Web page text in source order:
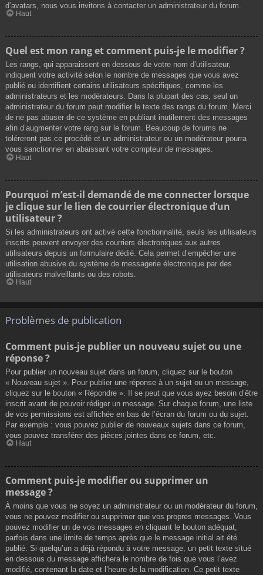
d’avatars, nous vous invitons à contacter un administrateur du forum.
Haut
Quel est mon rang et comment puis-je le modifier ?
Les rangs, qui apparaissent en dessous de votre nom d’utilisateur,
indiquent votre activité selon le nombre de messages que vous avez
publié ou identifient certains utilisateurs spécifiques, comme les
administrateurs et les modérateurs. Dans la plupart des cas, seul un
administrateur du forum peut modifier le texte des rangs du forum. Merci
de ne pas abuser de ce système en publiant inutilement des messages
afin d’augmenter votre rang sur le forum. Beaucoup de forums ne
toléreront pas ce procédé et un administrateur ou un modérateur pourra
vous sanctionner en abaissant votre compteur de messages.
Haut
Pourquoi m’est-il demandé de me connecter lorsque
je clique sur le lien de courrier électronique d’un
utilisateur ?
Si les administrateurs ont activé cette fonctionnalité, seuls les utilisateurs
inscrits peuvent envoyer des courriers électroniques aux autres
utilisateurs depuis un formulaire dédié. Cela permet d’empêcher une
utilisation abusive du système de messagerie électronique par des
utilisateurs malveillants ou des robots.
Haut
Problèmes de publication
Comment puis-je publier un nouveau sujet ou une
réponse ?
Pour publier un nouveau sujet dans un forum, cliquez sur le bouton
« Nouveau sujet ». Pour publier une réponse à un sujet ou un message,
cliquez sur le bouton « Répondre ». Il se peut que vous ayez besoin d’être
inscrit avant de pouvoir rédiger un message. Sur chaque forum, une liste
de vos permissions est affichée en bas de l’écran du forum ou du sujet.
Par exemple : vous pouvez publier de nouveaux sujets dans ce forum,
vous pouvez transférer des pièces jointes dans ce forum, etc.
Haut
Comment puis-je modifier ou supprimer un
message ?
À moins que vous ne soyez un administrateur ou un modérateur du forum,
vous ne pouvez modifier ou supprimer que vos propres messages. Vous
pouvez modifier un de vos messages en cliquant le bouton adéquat,
parfois dans une limite de temps après que le message initial ait été
publié. Si quelqu’un a déjà répondu à votre message, un petit texte situé
en dessous du message affichera le nombre de fois que vous l’avez
modifié, contenant la date et l’heure de la modification. Ce petit texte